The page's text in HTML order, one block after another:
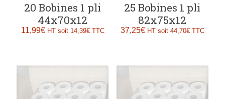
20 Bobines 1 pli
44x70x12
11,99€ HT soit 14,39€TTC
25 Bobines 1 pli
82x75x12
37,25€ HT soit 44,70€TTC